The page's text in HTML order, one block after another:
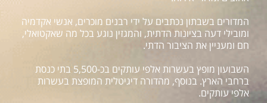
המדורים בשבתון נכתבים על ידי רבנים מוכרים, אנשי אקדמיה
ומובילי דעה בציונות הדתית, והמגזין נוגע בכל מה שאקטואלי,
חם ומעניין את הציבור הדתי.
השבועון מופץ בעשרות אלפי עותקים בכ-5,500 בתי כנסת
ברחבי הארץ. בנוסף, מהדורה דיגיטלית המופצת בעשרות
אלפי עותקים.